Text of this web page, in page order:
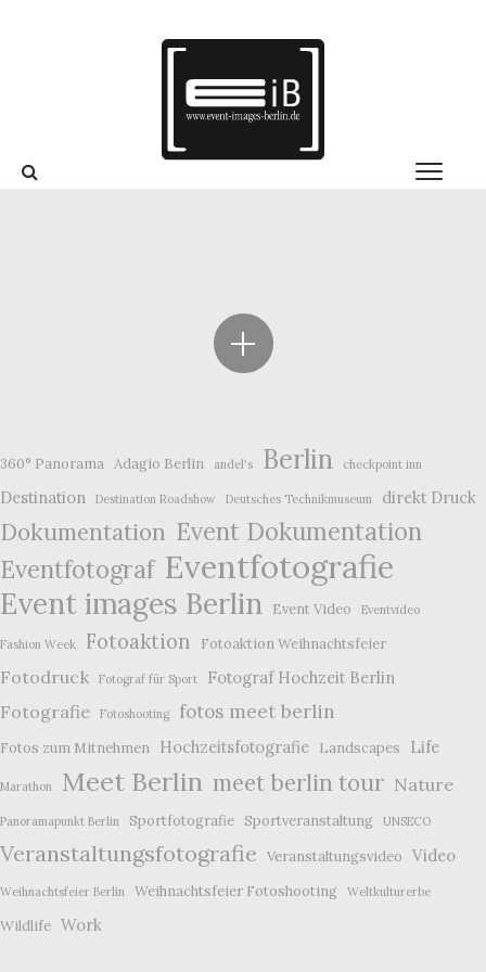
360° Panorama Adagio Berlin andel's Berlin checkpoint inn
Destination Destination Roadshow Deutsches Technikmuseum direkt Druck
Dokumentation Event Dokumentation
Eventfotograf Eventfotografie
Event images Berlin Event Video Eventvideo
Fashion Week Fotoaktion Fotoaktion Weihnachtsfeier
Fotodruck Fotograf für Sport Fotograf Hochzeit Berlin
Fotografie Fotoshooting fotos meet berlin
Fotos zum Mitnehmen Hochzeitsfotografie Landscapes Life
Marathon Meet Berlin meet berlin tour Nature
Panoramapunkt Berlin Sportfotografie Sportveranstaltung UNSECO
Veranstaltungsfotografie Veranstaltungsvideo Video
Weihnachtsfeier Berlin Weihnachtsfeier Fotoshooting Weltkulturerbe
Wildlife Work